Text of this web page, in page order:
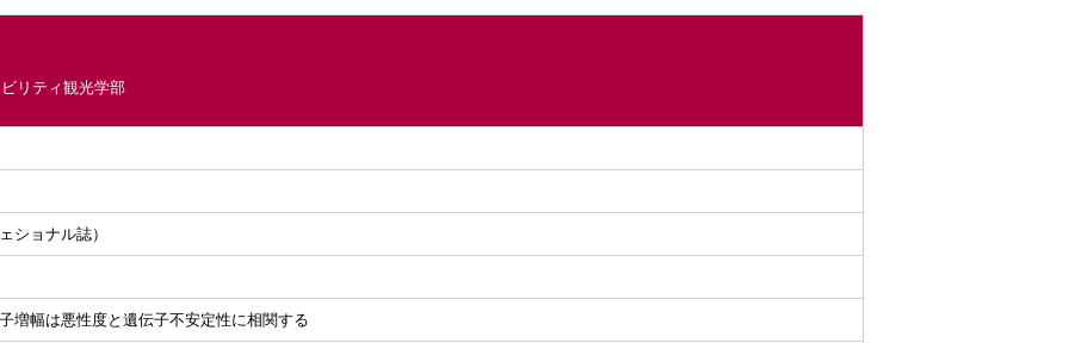
リティ観光学部
ショナル誌）
増幅は悪性度と遺伝子不安定性に相関する